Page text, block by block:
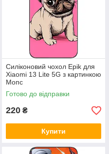
Силіконовий чохол Epik для
Xiaomi 13 Lite 5G з картинкою
Мопс
Готово до відправки
220 ₴
Купити